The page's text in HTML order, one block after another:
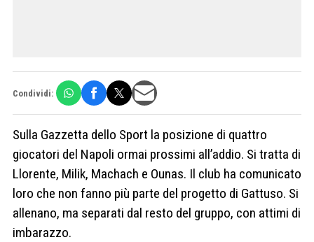
Condividi:
Sulla Gazzetta dello Sport la posizione di quattro
giocatori del Napoli ormai prossimi all’addio. Si tratta di
Llorente, Milik, Machach e Ounas. Il club ha comunicato
loro che non fanno più parte del progetto di Gattuso. Si
allenano, ma separati dal resto del gruppo, con attimi di
imbarazzo.